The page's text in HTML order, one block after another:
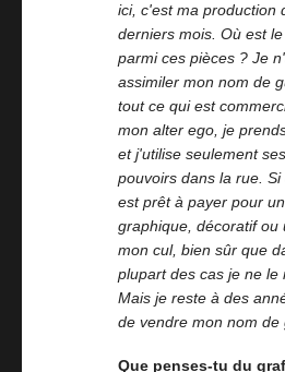
ici, c'est ma production
derniers mois. Où est
parmi ces pièces ? Je
assimiler mon nom de
tout ce qui est
mon alter ego, je
et j'utilise seulement
pouvoirs dans la rue. Si
est prêt à payer pour
graphique, décoratif ou
mon cul, bien sûr que
plupart des cas je ne le
Mais je reste à des
de vendre mon nom de
Que penses-tu du